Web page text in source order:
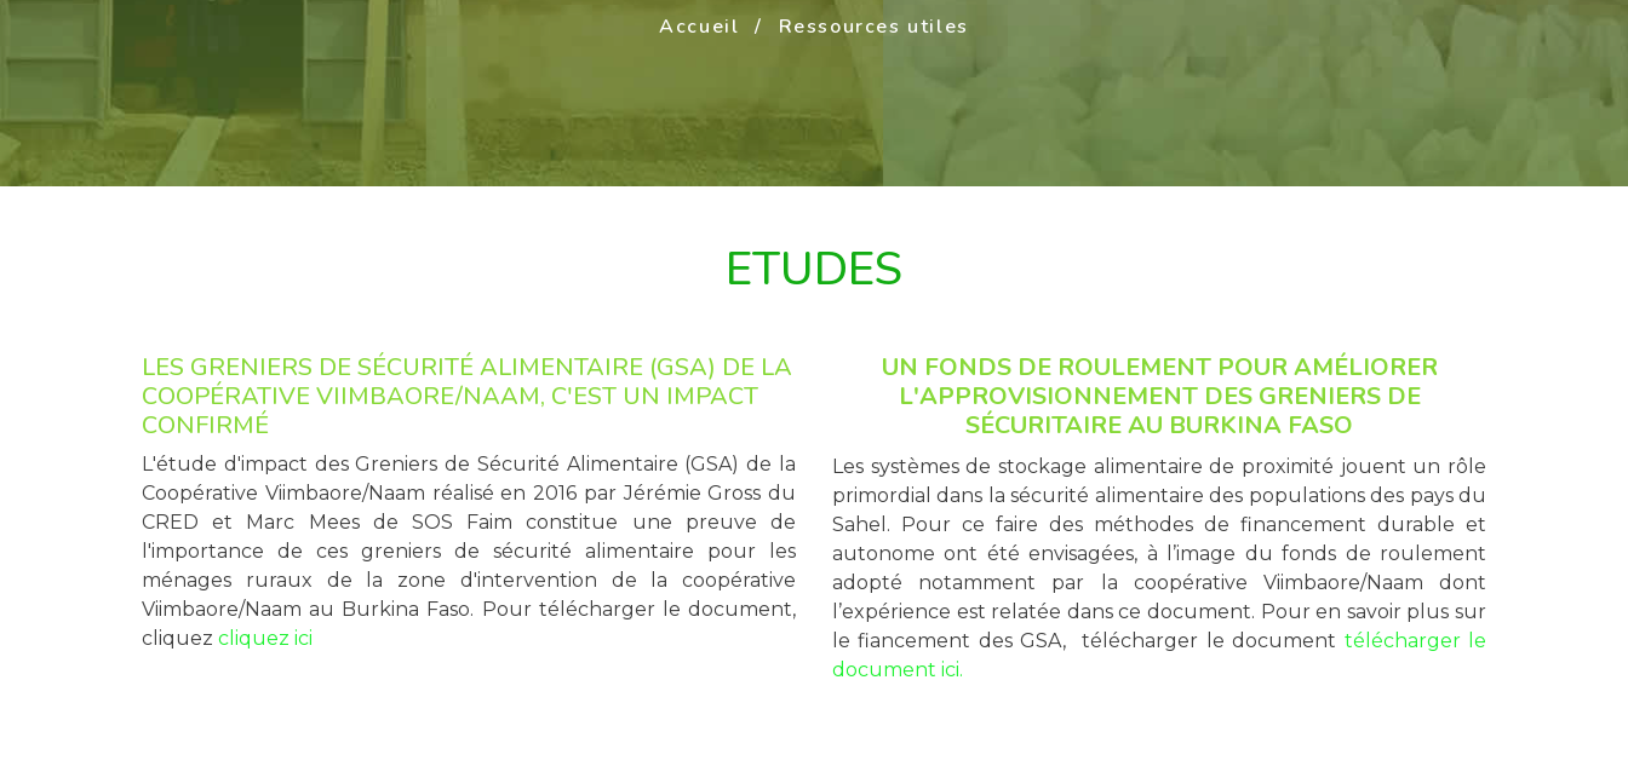
Accueil Ressources utiles
ETUDES
LES GRENIERS DE SÉCURITÉ ALIMENTAIRE (GSA) DE LA
COOPÉRATIVE VIIMBAORE/NAAM, C'EST UN IMPACT
CONFIRMÉ
L'étude d'impact des Greniers de Sécurité Alimentaire (GSA) de la
Coopérative Viimbaore/Naam réalisé en 2016 par Jérémie Gross du
CRED et Marc Mees de SOS Faim constitue une preuve de
l'importance de ces greniers de sécurité alimentaire pour les
ménages ruraux de la zone d'intervention de la coopérative
Viimbaore/Naam au Burkina Faso. Pour télécharger le document,
cliquez cliquez ici
UN FONDS DE ROULEMENT POUR AMÉLIORER
L'APPROVISIONNEMENT DES GRENIERS DE
SÉCURITAIRE AU BURKINA FASO
Les systèmes de stockage alimentaire de proximité jouent un rôle
primordial dans la sécurité alimentaire des populations des pays du
Sahel. Pour ce faire des méthodes de financement durable et
autonome ont été envisagées, à l’image du fonds de roulement
adopté notamment par la coopérative Viimbaore/Naam dont
l’expérience est relatée dans ce document. Pour en savoir plus sur
le fiancement des GSA, télécharger le document télécharger le
document ici.